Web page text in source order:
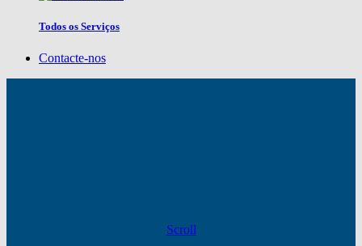
Todos os Serviços
Contacte-nos
Scroll